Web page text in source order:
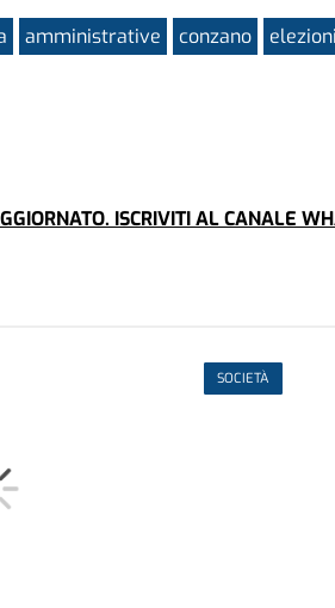
amministrative conzano elezioni
ISCRIVITI AL CANALE
SOCIETÀ